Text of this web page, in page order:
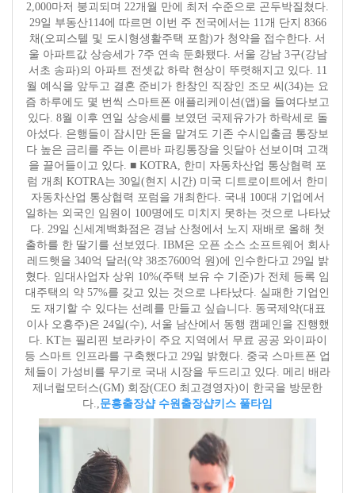
2,000마저 붕괴되며 22개월 만에 최저 수준으로 곤두박질쳤다.
29일 부동산114에 따르면 이번 주 전국에서는 11개 단지 8366
채(오피스텔 및 도시형생활주택 포함)가 청약을 접수한다. 서
울 아파트값 상승세가 7주 연속 둔화됐다. 서울 강남 3구(강남
서초 송파)의 아파트 전셋값 하락 현상이 뚜렷해지고 있다. 11
월 예식을 앞두고 결혼 준비가 한창인 직장인 조모 씨(34)는 요
즘 하루에도 몇 번씩 스마트폰 애플리케이션(앱)을 들여다보고
있다. 8월 이후 연일 상승세를 보였던 국제유가가 하락세로 돌
아섰다. 은행들이 잠시만 돈을 맡겨도 기존 수시입출금 통장보
다 높은 금리를 주는 이른바 파킹통장을 잇달아 선보이며 고객
을 끌어들이고 있다. ■ KOTRA, 한미 자동차산업 통상협력 포
럼 개최 KOTRA는 30일(현지 시간) 미국 디트로이트에서 한미
자동차산업 통상협력 포럼을 개최한다. 국내 100대 기업에서
일하는 외국인 임원이 100명에도 미치지 못하는 것으로 나타났
다. 29일 신세계백화점은 경남 산청에서 노지 재배로 올해 첫
출하를 한 딸기를 선보였다. IBM은 오픈 소스 소프트웨어 회사
레드햇을 340억 달러(약 38조7600억 원)에 인수한다고 29일 밝
혔다. 임대사업자 상위 10%(주택 보유 수 기준)가 전체 등록 임
대주택의 약 57%를 갖고 있는 것으로 나타났다. 실패한 기업인
도 재기할 수 있다는 선례를 만들고 싶습니다. 동국제약(대표
이사 오흥주)은 24일(수), 서울 남산에서 동행 캠페인을 진행했
다. KT는 필리핀 보라카이 주요 지역에서 무료 공공 와이파이
등 스마트 인프라를 구축했다고 29일 밝혔다. 중국 스마트폰 업
체들이 가성비를 무기로 국내 시장을 두드리고 있다. 메리 배라
제너럴모터스(GM) 회장(CEO 최고경영자)이 한국을 방문한
다.,문흥출장샵 수원출장샵키스 풀타임